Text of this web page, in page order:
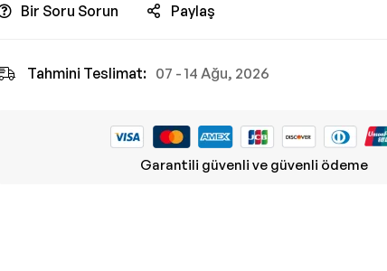
Bir Soru Sorun Paylaş
Tahmini Teslimat: 07 - 14 Ağu, 2026
Garantili güvenli ve güvenli ödeme